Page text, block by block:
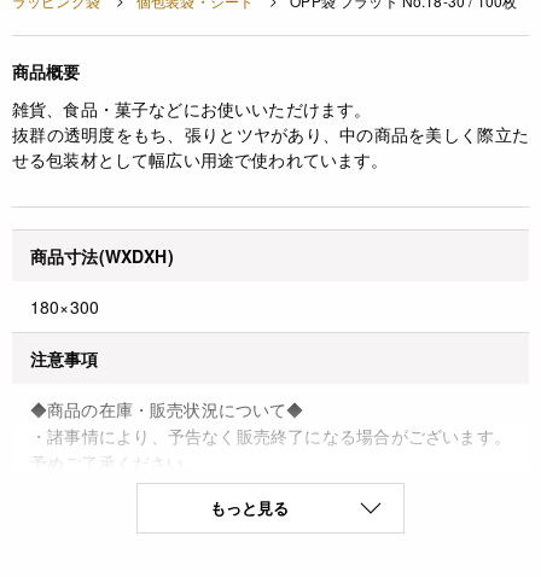
商品概要
雑貨、食品・菓子などにお使いいただけます。
抜群の透明度をもち、張りとツヤがあり、中の商品を美しく際立た
せる包装材として幅広い用途で使われています。
商品寸法(WXDXH)
180×300
注意事項
◆商品の在庫・販売状況について◆
・諸事情により、予告なく販売終了になる場合がございます。
予めご了承ください。
・当サイトに掲載されている商品は、ご購入可能な状態にあっ
ても必ずしも在庫を保証するものではありません。予めご了承
もっと見る